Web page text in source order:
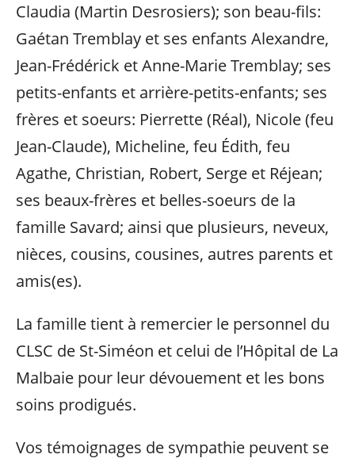
Claudia (Martin Desrosiers); son beau-fils:
Gaétan Tremblay et ses enfants Alexandre,
Jean-Frédérick et Anne-Marie Tremblay; ses
petits-enfants et arrière-petits-enfants; ses
frères et soeurs: Pierrette (Réal), Nicole (feu
Jean-Claude), Micheline, feu Édith, feu
Agathe, Christian, Robert, Serge et Réjean;
ses beaux-frères et belles-soeurs de la
famille Savard; ainsi que plusieurs, neveux,
nièces, cousins, cousines, autres parents et
amis(es).
La famille tient à remercier le personnel du
CLSC de St-Siméon et celui de l’Hôpital de La
Malbaie pour leur dévouement et les bons
soins prodigués.
Vos témoignages de sympathie peuvent se